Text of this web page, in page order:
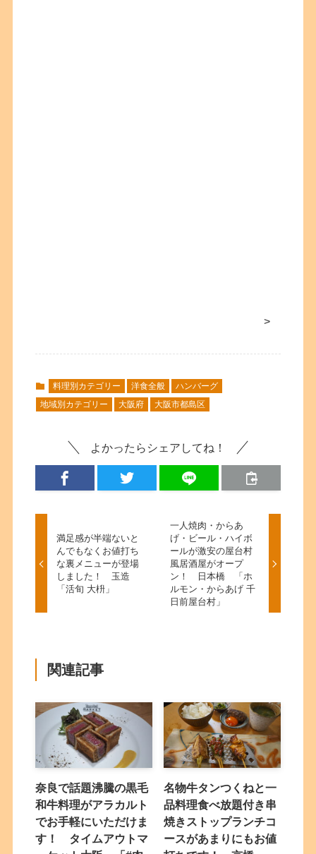
>
料理別カテゴリー 洋食全般
ハンバーグ
地域別カテゴリー
大阪府 大阪市都島区
よかったらシェアしてね！
満足感が半端ないと
んでもなくお値打ち
な裏メニューが登場
しました！ 玉造
「活旬 大枡」
一人焼肉・からあ
げ・ビール・ハイボ
ールが激安の屋台村
風居酒屋がオープ
ン！ 日本橋 「ホ
ルモン・からあげ 千
日前屋台村」
関連記事
奈良で話題沸騰の黒毛
和牛料理がアラカルト
でお手軽にいただけま
す！ タイムアウトマ
名物牛タンつくねと一
品料理食べ放題付き串
焼きストップランチコ
ースがあまりにもお値